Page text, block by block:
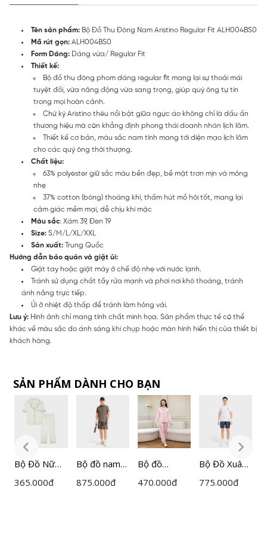
Tên sản phẩm: Bộ Đồ Thu Đông Nam Aristino Regular Fit ALH004BS0
Mã rút gọn: ALH004BS0
Form Dáng: Dáng vừa/ Regular Fit
Thiết kế:
Bộ đồ thu đông phom dáng regular fit mang lại sự thoải mái
tuyệt đối, vừa năng động vừa sang trọng, giúp quý ông tự tin
trong mọi hoàn cảnh.
Chứ ký Aristino thêu nổi bật giữa ngực áo không chỉ là dấu ấn
thương hiệu mà còn khẳng định phong thái doanh nhân lịch lãm.
Thiết kế cơ bản, màu sắc nam tính mang tới diện mạo lịch lãm
cho các quý ông thời thượng.
Chất liệu:
63% polyester giữ sắc màu bền đẹp, bề mặt trơn mịn và mỏng
nhẹ
37% cotton (bông) thoáng khí, thấm hút mồ hôi tốt, mang lại
cảm giác mềm mại, dễ chịu khi mặc
Màu sắc: Xám 39, Đen 19
Size: S/M/L/XL/XXL
Sản xuất: Trung Quốc
Hướng dẫn bảo quản và giặt ủi:
Giặt tay hoặc giặt máy ở chế độ nhẹ với nước lạnh.
Tránh sử dụng chất tẩy rửa mạnh và phơi nơi khô thoáng, tránh
ánh nắng trực tiếp.
Ủi ở nhiệt độ thấp để tránh làm hỏng vải.
Lưu ý: Hình ảnh chỉ mang tính chất minh họa. Sản phẩm thực tế có thể
khác về màu sắc do ánh sáng khi chụp hoặc màn hình hiển thị của thiết bị
khách hàng.
SẢN PHẨM DÀNH CHO BẠN
Bộ Đồ Nữ
Lamode
365.000đ
Bộ đồ nam
Insidemen
875.000đ
Bộ đồ
Pijama dài
470.000đ
Bộ Đồ Xuân
Hè Nylon
775.000đ